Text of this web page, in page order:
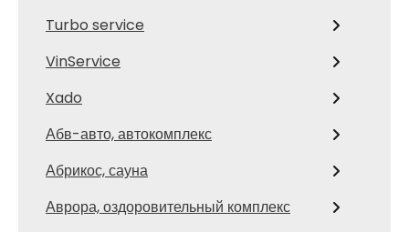
Turbo service
VinService
Xado
Абв-авто, автокомплекс
Абрикос, сауна
Аврора, оздоровительный комплекс